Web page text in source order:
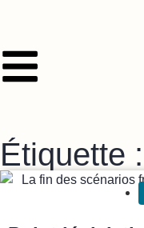
Étiquette